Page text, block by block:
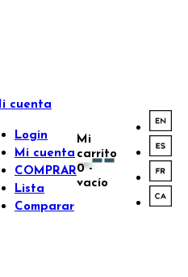
cuenta
Login
Mi cuenta
COMPRAR
Lista
Comparar
Mi
carrito
0 -
vacío